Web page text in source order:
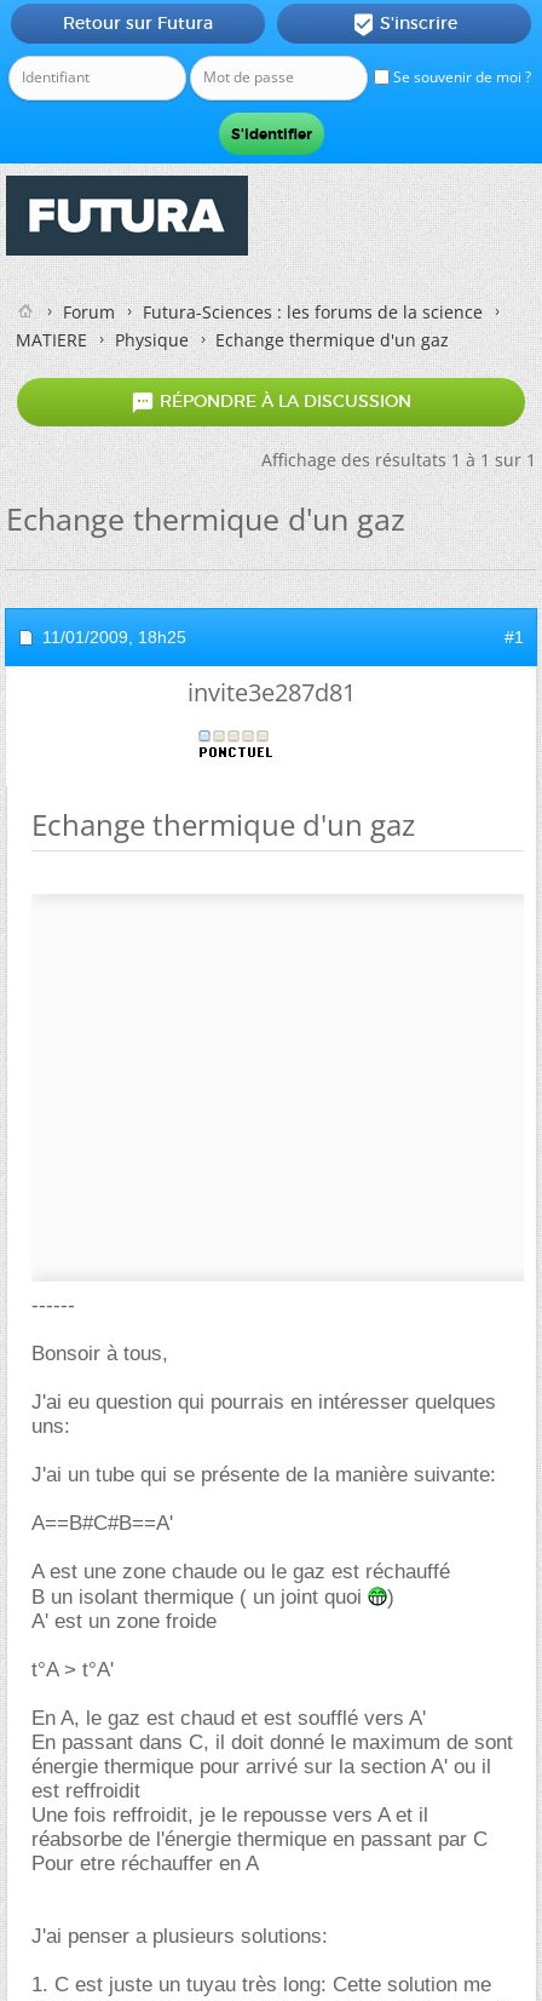
Se souvenir de moi ?
Retour sur Futura  S'inscrire
Forum
Futura-Sciences : les forums de la science
MATIERE
Physique Echange thermique d'un gaz
 RÉPONDRE À LA DISCUSSION
Affichage des résultats 1 à 1 sur 1
Echange thermique d'un gaz
11/01/2009, 18h25 #1
invite3e287d81
Echange thermique d'un gaz
------
Bonsoir à tous,
J'ai eu question qui pourrais en intéresser quelques
uns:
J'ai un tube qui se présente de la manière suivante:
A==B#C#B==A'
A est une zone chaude ou le gaz est réchauffé
B un isolant thermique ( un joint quoi
)
A' est un zone froide
t°A > t°A'
En A, le gaz est chaud et est soufflé vers A'
En passant dans C, il doit donné le maximum de sont
énergie thermique pour arrivé sur la section A' ou il
est reffroidit
Une fois reffroidit, je le repousse vers A et il
réabsorbe de l'énergie thermique en passant par C
Pour etre réchauffer en A
J'ai penser a plusieurs solutions:
1. C est juste un tuyau très long: Cette solution me